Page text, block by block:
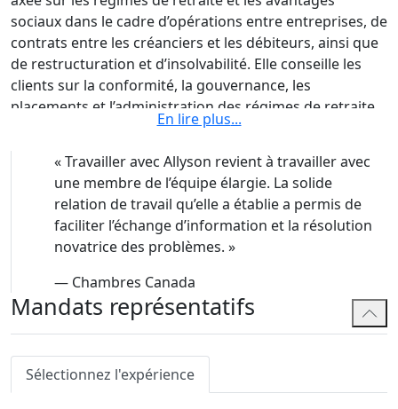
sociaux dans le cadre d’opérations entre entreprises, de
contrats entre les créanciers et les débiteurs, ainsi que
de restructuration et d’insolvabilité. Elle conseille les
clients sur la conformité, la gouvernance, les
placements et l’administration des régimes de retraite.
Elle aide également les clients à tenir compte des
questions juridiques et réglementaires plus générales
liées aux régimes de retraite et d’avantages sociaux.
Allyson est active au sein des groupes sectoriels des
régimes de retraite et des avantages sociaux,
notamment à titre de membre du Conseil régional de
administrateurs de régimes de retraite. Elle est
présidente de la Section du droit des régimes de
retraite et des avantages sociaux de l’Association du
Barreau de l’Ontario, membre du comité sur le
programme du sud de l’Alberta de l’Institut canadien de
la retraite et des avantages sociaux et membre du
En lire plus...
«Travailler avec Allyson revient à travailler avec
une membre de l’équipe élargie. La solide
relation de travail qu’elle a établie a permis de
faciliter l’échange d’information et la résolution
novatrice des problèmes. »
— Chambres Canada
Mandats représentatifs
Sélectionnez l'expérience